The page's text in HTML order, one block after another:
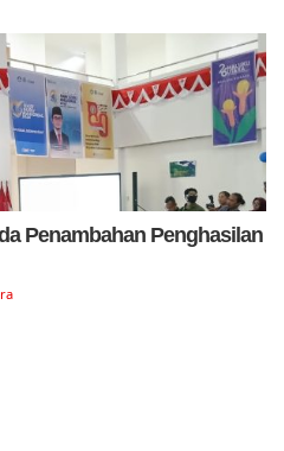
Penambahan Penghasilan